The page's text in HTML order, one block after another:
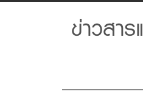
ข่าวสา